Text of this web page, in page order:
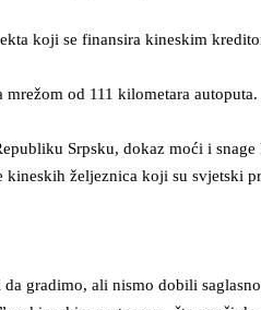
koji se finansira kineskim
od 111 kilometara autoputa.
Srpsku, dokaz moći i
željeznica koji su svjetski
gradimo, ali nismo dobili